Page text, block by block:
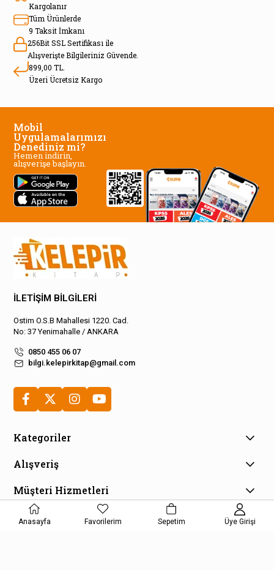
Kargolanır
Tüm Ürünlerde
9 Taksit İmkanı
256Bit SSL Sertifikası ile
Alışverişte Bilgileriniz Güvende.
899,00 TL.
Üzeri Ücretsiz Kargo
Mobil
Uygulamalarımızı
Denediniz mi?
Hemen indirin,
alışverişe başlayın.
İLETİŞİM BİLGİLERİ
Ostim O.S.B Mahallesi 1220. Cad.
No: 37 Yenimahalle / ANKARA
0850 455 06 07
bilgi.kelepirkitap@gmail.com
Kategoriler
Alışveriş
Müşteri Hizmetleri
E-Bülten Aboneliği
Kampanya ve fırsatlardan haberdar olmak için e-bültenimize
Anasayfa Favorilerim Sepetim Üye Girişi